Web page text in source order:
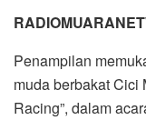
Penampilan
muda berbakat Cici
Racing”, dalam